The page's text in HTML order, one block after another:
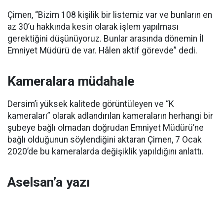
Çimen, “Bizim 108 kişilik bir listemiz var ve bunların en
az 30’u hakkında kesin olarak işlem yapılması
gerektiğini düşünüyoruz. Bunlar arasında dönemin İl
Emniyet Müdürü de var. Hâlen aktif görevde” dedi.
Kameralara müdahale
Dersim’i yüksek kalitede görüntüleyen ve “K
kameraları” olarak adlandırılan kameraların herhangi bir
şubeye bağlı olmadan doğrudan Emniyet Müdürü’ne
bağlı olduğunun söylendiğini aktaran Çimen, 7 Ocak
2020’de bu kameralarda değişiklik yapıldığını anlattı.
Aselsan’a yazı